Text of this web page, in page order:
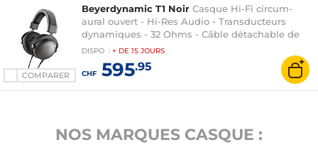
COMPARER
Beyerdynamic T1 Noir Casque Hi-Fi circum-
aural ouvert - Hi-Res Audio - Transducteurs
dynamiques - 32 Ohms - Câble détachable de
3m - Jack 3.5 et adaptateur 6.35 mm
DISPO : + DE 15 JOURS
CHF595.95
NOS MARQUES CASQUE :